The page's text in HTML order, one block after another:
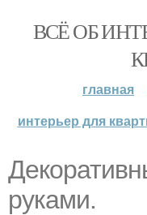
ВСЁ ОБ
главная
интерьер для
руками.